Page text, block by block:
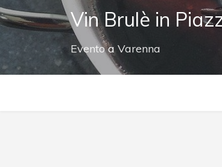
Vin Brulè in
EventoaVarenna